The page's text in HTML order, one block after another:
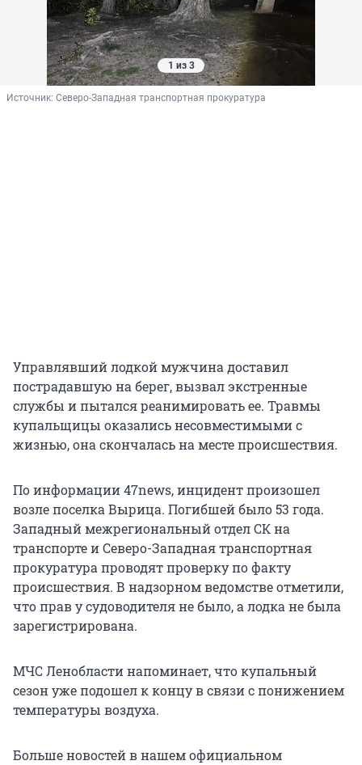
1 из 3
Источник: Северо-Западная транспортная прокуратура
Управлявший лодкой мужчина доставил
пострадавшую на берег, вызвал экстренные
службы и пытался реанимировать ее. Травмы
купальщицы оказались несовместимыми с
жизнью, она скончалась на месте происшествия.
По информации 47news, инцидент произошел
возле поселка Вырица. Погибшей было 53 года.
Западный межрегиональный отдел СК на
транспорте и Северо-Западная транспортная
прокуратура проводят проверку по факту
происшествия. В надзорном ведомстве отметили,
что прав у судоводителя не было, а лодка не была
зарегистрирована.
МЧС Ленобласти напоминает, что купальный
сезон уже подошел к концу в связи с понижением
температуры воздуха.
Больше новостей в нашем официальном